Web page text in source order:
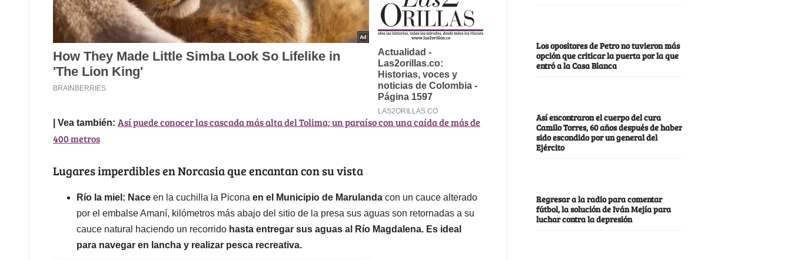
| Vea también: Así puede conocer las cascada más alta del Tolima; un paraíso con una caída de más de
400 metros
Lugares imperdibles en Norcasia que encantan con su vista
Río la miel: Nace en la cuchilla la Picona en el Municipio de Marulanda con un cauce alterado
por el embalse Amaní, kilómetros más abajo del sitio de la presa sus aguas son retornadas a su
cauce natural haciendo un recorrido hasta entregar sus aguas al Río Magdalena. Es ideal
para navegar en lancha y realizar pesca recreativa.
Los opositores de Petro no tuvieron más
opción que criticar la puerta por la que
entró a la Casa Blanca
Así encontraron el cuerpo del cura
Camilo Torres, 60 años después de haber
sido escondido por un general del
Ejército
Regresar a la radio para comentar
fútbol, la solución de Iván Mejía para
luchar contra la depresión